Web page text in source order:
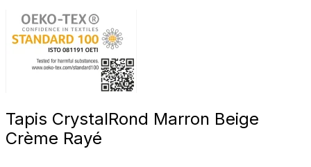
Tapis CrystalRond Marron Beige
Crème Rayé